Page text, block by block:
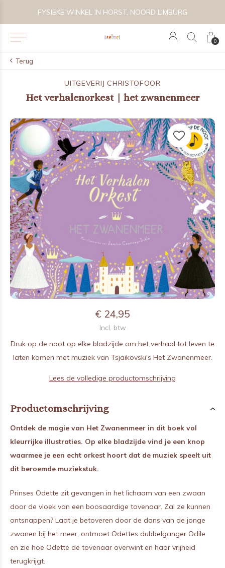
0
FYSIEKE WINKEL IN HORST, NOORD LIMBURG
Terug
UITGEVERIJ CHRISTOFOOR
Het verhalenorkest | het zwanenmeer
€ 24,95
Incl. btw
Druk op de noot op elke bladzijde om het verhaal tot leven te
laten komen met muziek van Tsjaikovski's Het Zwanenmeer.
Lees de volledige productomschrijving
Productomschrijving
Ontdek de magie van Het Zwanenmeer in dit boek vol
kleurrijke illustraties. Op elke bladzijde vind je een knop
waarmee je een echt orkest hoort dat de muziek speelt uit
dit beroemde muziekstuk.
Prinses Odette zit gevangen in het lichaam van een zwaan
door de vloek van een boosaardige tovenaar. Zal ze kunnen
ontsnappen? Laat je betoveren door de dans van de jonge
zwanen bij het meer, ontmoet Odettes dubbelganger Odile
en zie hoe Odette de tovenaar overwint en haar vrijheid
terugkrijgt.